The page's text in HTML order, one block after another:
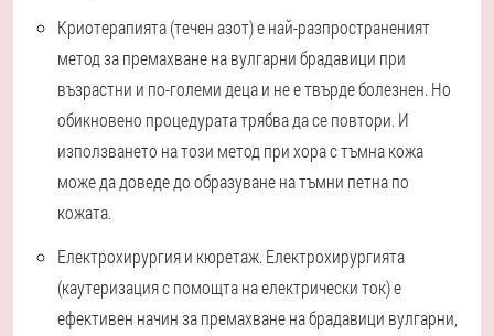
Криотерапията (течен азот) е най-разпространеният
метод за премахване на вулгарни брадавици при
възрастни и по-големи деца и не е твърде болезнен. Но
обикновено процедурата трябва да се повтори. И
използването на този метод при хора с тъмна кожа
може да доведе до образуване на тъмни петна по
кожата.
Електрохирургия и кюретаж. Електрохирургията
(каутеризация с помощта на електрически ток) е
ефективен начин за премахване на брадавици вулгарни,